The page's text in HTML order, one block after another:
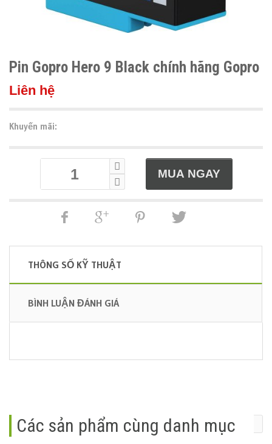
Pin Gopro Hero 9 Black chính hãng Gopro
Liên hệ
Khuyến mãi:
THÔNG SỐ KỸ THUẬT
BÌNH LUẬN ĐÁNH GIÁ
Các sản phẩm cùng danh mục